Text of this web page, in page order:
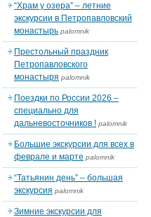
“Храм у озера” – летние
экскурсии в Петропавловский
монастырь palomnik
Престольный праздник
Петропавловского
монастыря palomnik
Поездки по России 2026 –
специально для
дальневосточников ! palomnik
Большие экскурсии для всех в
феврале и марте palomnik
“Татьянин день” – большая
экскурсия palomnik
Зимние экскурсии для